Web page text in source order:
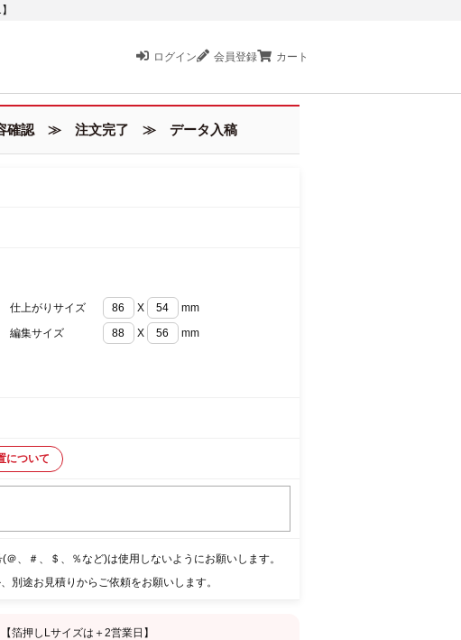
ログイン 会員登録 カート
認 ≫ 注文完了 ≫ データ入稿
仕上がりサイズ X
mm
編集サイズ
X mm
について
、＃、＄、％など)は使用しないようにお願いします。
途お見積りからご依頼をお願いします。
押しLサイズは＋2営業日】